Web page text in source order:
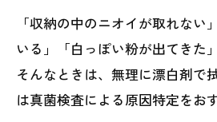
「収納の中のニオイが取れない
いる」「白っぽい粉が出てきた」
そんなときは、無理に漂白剤で
は真菌検査による原因特定をお